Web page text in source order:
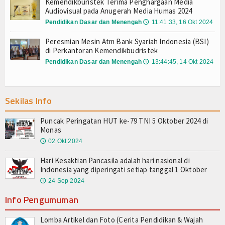
Pejabat Eselon II Setjen
Satuan Kerja
Biro Umum dan PBJ
Biro Keuangan dan BMN
Biro Hukum
Biro Kerja Sama dan Hub. Masyarakat
Spiritualitas dan Kepedulian Lingkungan
Pilar Perlindungan Anak
Kembali Ruang Interaksi di Sekolah
Bermutu di Seluruh Indonesia
Prizes 2026: Dari Gagasan Menuju Panggung PBB
2026 untuk Perkuat Pembelajaran Koding dan AI
Lahan di Jepara
pada Media Relations Awards SPS 2026
Spiritualitas dan Kepedulian Lingkungan
Pilar Perlindungan Anak
2026 Resmi Dimulai
Kembali Ruang Interaksi di Sekolah
Bermutu di Seluruh Indonesia
2026: Dari Gagasan Menuju Panggung PBB
Pendidikan Bermutu untuk Semua
2026 untuk Perkuat Pembelajaran Koding dan AI
Audiovisual pada Anugerah Media Humas 2024
Pendidikan Dasar dan Menengah 🕔 11:41:33, 16 Okt 2024
Peresmian Mesin Atm Bank Syariah Indonesia (BSI)
di Perkantoran Kemendikbudristek
Pendidikan Dasar dan Menengah 🕔 13:44:45, 14 Okt 2024
Sekilas Info
Puncak Peringatan HUT ke-79 TNI 5 Oktober 2024 di
Monas
🕔 02 Okt 2024
Hari Kesaktian Pancasila adalah hari nasional di
Indonesia yang diperingati setiap tanggal 1 Oktober
🕔 24 Sep 2024
Info Pengumuman
Lomba Artikel dan Foto (Cerita Pendidikan & Wajah